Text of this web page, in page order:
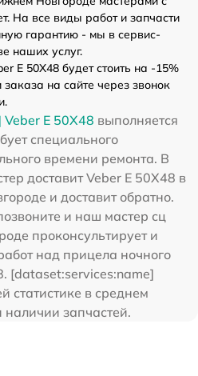
На все виды работ и запчасти
гарантию - мы в сервис-
наших услуг.
E 50X48 будет стоить на -15%
на сайте через звонок
E 50X48 выполняется
специального
времени ремонта. В
доставит Veber E 50X48 в
и доставит обратно.
и наш мастер сц
проконсультирует и
над прицела ночного
[dataset:services:name]
статистике в среднем
запчастей.